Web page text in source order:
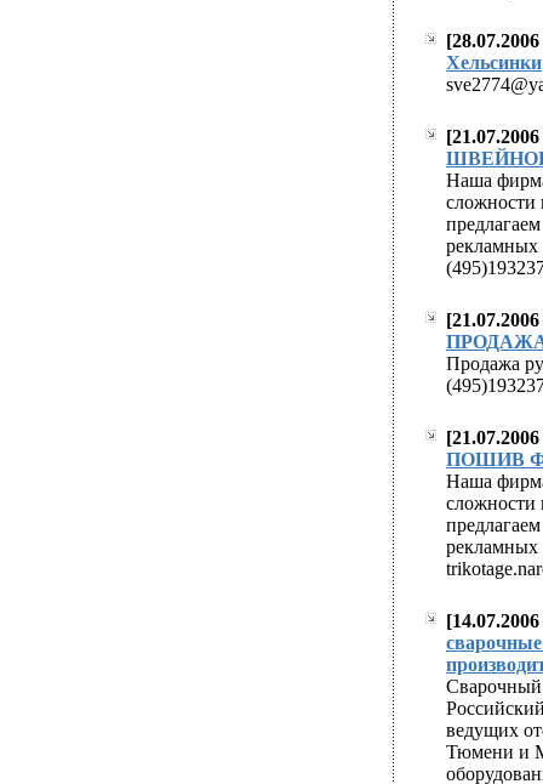
easy approval
Хельсинки
generic cialis
easy approval
generic cialis
Наша
сложности
рекламных
easy approval
generic cialis
Продажа
easy approval
ПОШИВ
generic cialis
Наша
сложности
рекламных
easy approval
generic cialis
ведущих
Тюмени и